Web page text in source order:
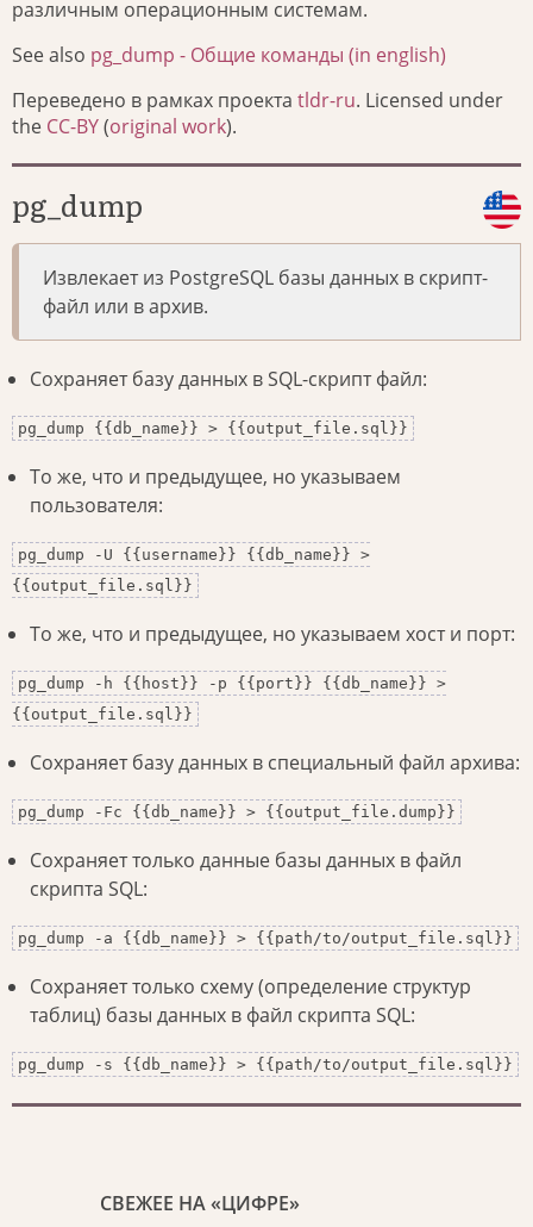
различным операционным системам.
See also pg_dump - Общие команды (in english)
Переведено в рамках проекта tldr-ru. Licensed under
the CC-BY(original work).
pg_dump
Извлекает из PostgreSQL базы данных в скрипт-
файл или в архив.
Сохраняет базу данных в SQL-скрипт файл:
pg_dump {{db_name}} > {{output_file.sql}}
То же, что и предыдущее, но указываем
пользователя:
pg_dump -U {{username}} {{db_name}} >
{{output_file.sql}}
То же, что и предыдущее, но указываем хост и порт:
pg_dump -h {{host}} -p {{port}} {{db_name}} >
{{output_file.sql}}
Сохраняет базу данных в специальный файл архива:
pg_dump -Fc {{db_name}} > {{output_file.dump}}
Сохраняет только данные базы данных в файл
скрипта SQL:
pg_dump -a {{db_name}} > {{path/to/output_file.sql}}
Сохраняет только схему (определение структур
таблиц) базы данных в файл скрипта SQL:
pg_dump -s {{db_name}} > {{path/to/output_file.sql}}
СВЕЖЕЕ НА «ЦИФРЕ»